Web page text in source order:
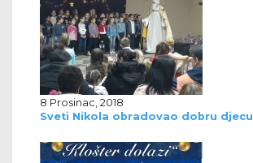
8 Prosinac, 2018
Sveti Nikola obradovao dobru djecu